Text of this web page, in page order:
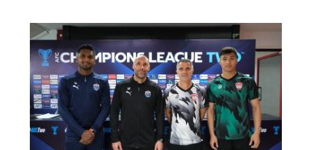
แนะนำเฮดโค้ช กัปตันทีม นักเตะใหม่ และผู้เล่น ในทีมทุกคน
โดยมีแขกผู้มีเกียรติ สื่อมวลชน และ แฟนบอลร่วมงานอย่าง
คับคั่ง ณ ธันเดอร์โดม ฟุตบอล พาร์ค เมืองทองธานี พร้อมเปิด
ตัว 12 พันธมิตร ผู้สนับสนุนหลัก และชุดแข่งขันใหม่ที่ได้รับแรง
บันดาลใจจากความสำเร็จ ในอดีตผสานกับดีไซน์อันทันสมัย